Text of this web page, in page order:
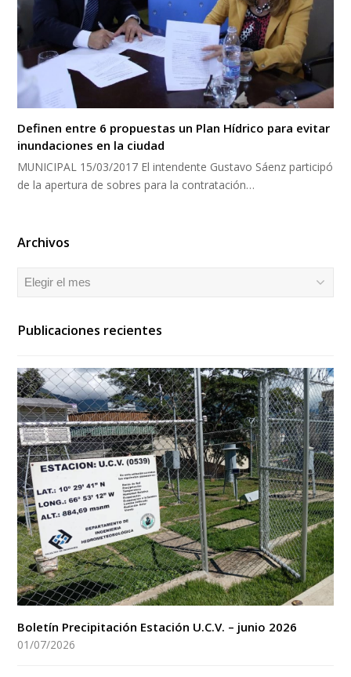
Definen entre 6 propuestas un Plan Hídrico para evitar
inundaciones en la ciudad
MUNICIPAL 15/03/2017 El intendente Gustavo Sáenz participó
de la apertura de sobres para la contratación…
Archivos
Archivos
Publicaciones recientes
Boletín Precipitación Estación U.C.V. – junio 2026
01/07/2026